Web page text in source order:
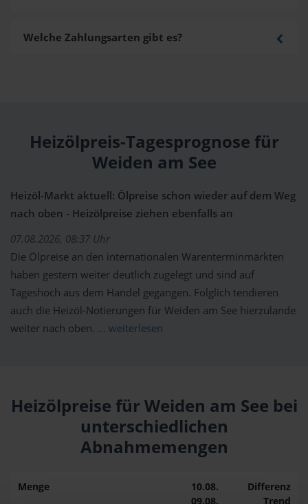
Welche Zahlungsarten gibt es?
Heizölpreis-Tagesprognose für
Weiden am See
Heizöl-Markt aktuell: Ölpreise schon wieder auf dem Weg
nach oben - Heizölpreise ziehen ebenfalls an
07.08.2026, 08:37 Uhr
Die Ölpreise an den internationalen Warenterminmärkten
haben gestern weiter deutlich zugelegt und sind auf
Tageshoch aus dem Handel gegangen. Folglich tendieren
auch die Heizöl-Notierungen für Weiden am See hierzulande
weiter nach oben. ... weiterlesen
Heizölpreise für Weiden am See bei
unterschiedlichen
Abnahmemengen
Menge
10.08.
09.08.
Differenz
Trend